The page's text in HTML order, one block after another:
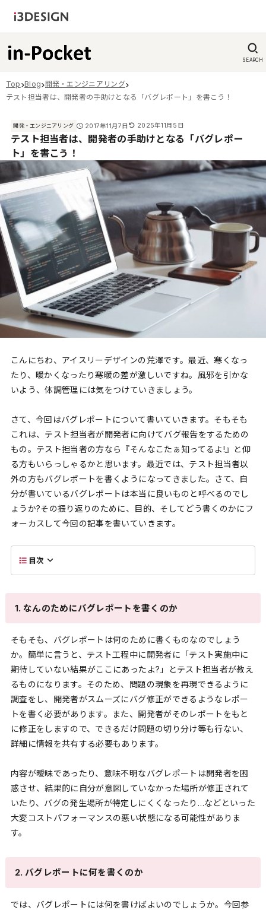
SEARCH
Top Blog
開発・エンジニアリング
テスト担当者は、開発者の手助けとなる「バグレポート」を書こう！
開発・エンジニアリング 2017年11月7日 2025年11月5日
テスト担当者は、開発者の手助けとなる「バグレポー
ト」を書こう！
こんにちわ、アイスリーデザインの荒澤です。最近、寒くなっ
たり、暖かくなったり寒暖の差が激しいですね。風邪を引かな
いよう、体調管理には気をつけていきましょう。
さて、今回はバグレポートについて書いていきます。そもそも
これは、テスト担当者が開発者に向けてバグ報告をするための
もの。テスト担当者の方なら『そんなこたぁ知ってるよ!』と仰
る方もいらっしゃるかと思います。最近では、テスト担当者以
外の方もバグレポートを書くようになってきました。さて、自
分が書いているバグレポートは本当に良いものと呼べるのでし
ょうか?その振り返りのために、目的、そしてどう書くのかにフ
ォーカスして今回の記事を書いていきます。
目次
1. なんのためにバグレポートを書くのか
そもそも、バグレポートは何のために書くものなのでしょう
か。簡単に言うと、テスト工程中に開発者に「テスト実施中に
期待していない結果がここにあったよ?」とテスト担当者が教え
るものになります。そのため、問題の現象を再現できるように
調査をし、開発者がスムーズにバグ修正ができるようなレポー
トを書く必要があります。また、開発者がそのレポートをもと
に修正をしますので、できるだけ問題の切り分け等も行ない、
詳細に情報を共有する必要もあります。
内容が曖昧であったり、意味不明なバグレポートは開発者を困
惑させ、結果的に自分が意図していなかった場所が修正されて
いたり、バグの発生場所が特定しにくくなったり…などといった
大変コストパフォーマンスの悪い状態になる可能性がありま
す。
2. バグレポートに何を書くのか
では、バグレポートには何を書けばよいのでしょうか。今回参